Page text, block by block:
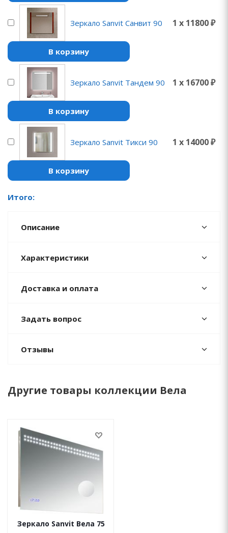
Зеркало Sanvit Санвит 90 1 x 11800 ₽
В корзину
Зеркало Sanvit Тандем 90 1 x 16700 ₽
В корзину
Зеркало Sanvit Тикси 90 1 x 14000 ₽
В корзину
Итого:
Описание
Характеристики
Доставка и оплата
Задать вопрос
Отзывы
Другие товары коллекции Вела
Зеркало Sanvit Вела 75